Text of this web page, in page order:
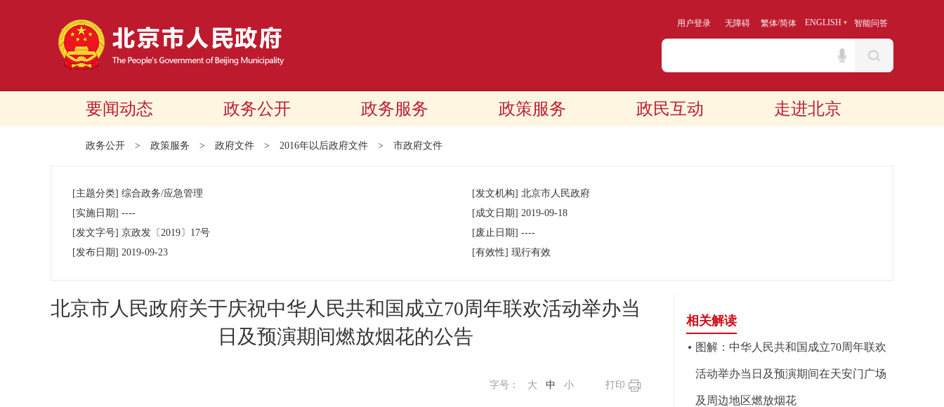
用户登录 无障碍 繁体/简体 ENGLISH 智能问答
要闻动态 政务公开 政务服务 政策服务 政民互动 走进北京
政务公开 > 政策服务 > 政府文件 > 2016年以后政府文件 > 市政府文件
[主题分类] 综合政务/应急管理 [发文机构] 北京市人民政府
[实施日期] ---- [成文日期] 2019-09-18
[发文字号] 京政发 〔2019〕 17号 [废止日期] ----
[发布日期] 2019-09-23 [有效性] 现行有效
北京市人民政府关于庆祝中华人民共和国成立70周年联欢活动举办当
日及预演期间燃放烟花的公告
打印
字号： 大 中 小
相关解读
图解：中华人民共和国成立70周年联欢
活动举办当日及预演期间在天安门广场
及周边地区燃放烟花